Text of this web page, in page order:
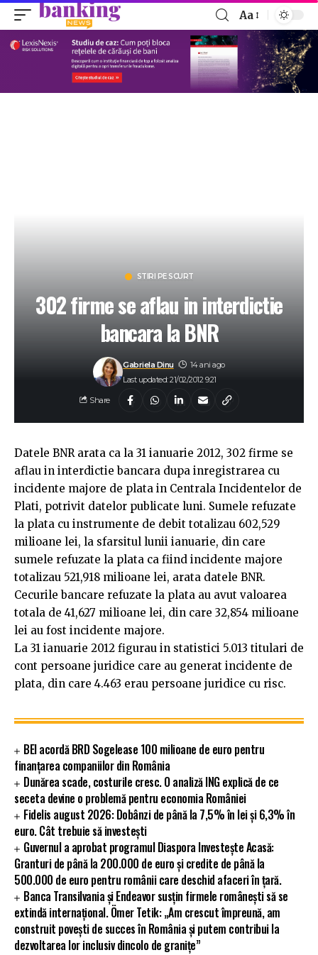
Aa
STIRI PE SCURT
302 firme se aflau in interdictie
bancara la BNR
Last updated: 21/02/2012 9:21
Gabriela Dinu 14 ani ago
Share
Datele BNR arata ca la 31 ianuarie 2012, 302 firme se
aflau in interdictie bancara dupa inregistrarea cu
incidente majore de plata in Centrala Incidentelor de
Plati, potrivit datelor publicate luni. Sumele refuzate
la plata cu instrumente de debit totalizau 602,529
milioane lei, la sfarsitul lunii ianuarie, din care
sumele refuzate la plata ca fiind incidente majore
totalizau 521,918 milioane lei, arata datele BNR.
Cecurile bancare refuzate la plata au avut valoarea
totala de 41,627 milioane lei, din care 32,854 milioane
lei au fost incidente majore.
La 31 ianuarie 2012 figurau in statistici 5.013 titulari de
cont persoane juridice care au generat incidente de
plata, din care 4.463 erau persoane juridice cu risc.
BEI acordă BRD Sogelease 100 milioane de euro pentru
finanțarea companiilor din România
Dunărea scade, costurile cresc. O analiză ING explică de ce
seceta devine o problemă pentru economia României
Fidelis august 2026: Dobânzi de până la 7,5% în lei și 6,3% în
euro. Cât trebuie să investești
Guvernul a aprobat programul Diaspora Investește Acasă:
Granturi de până la 200.000 de euro și credite de până la
500.000 de euro pentru românii care deschid afaceri în țară.
Banca Transilvania și Endeavor susțin firmele românești să se
extindă internațional. Ömer Tetik: „Am crescut împreună, am
construit povești de succes în România și putem contribui la
dezvoltarea lor inclusiv dincolo de granițe”